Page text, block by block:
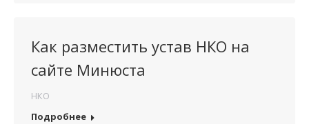
Как разместить устав НКО на
сайте Минюста
НКО
Подробнее